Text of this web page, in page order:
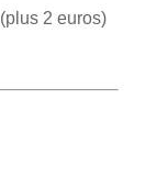
2 euros)